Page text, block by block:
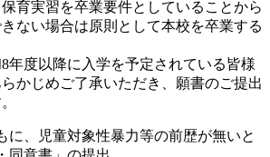
育実習を卒業要件としていることから
ない場合は原則として本校を卒業する
年度以降に入学を予定されている皆様
かじめご了承いただき、願書のご提出
に、児童対象性暴力等の前歴が無いと